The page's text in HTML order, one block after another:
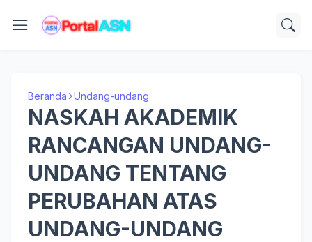
Beranda Undang-undang
NASKAH AKADEMIK
RANCANGAN UNDANG-
UNDANG TENTANG
PERUBAHAN ATAS
UNDANG-UNDANG